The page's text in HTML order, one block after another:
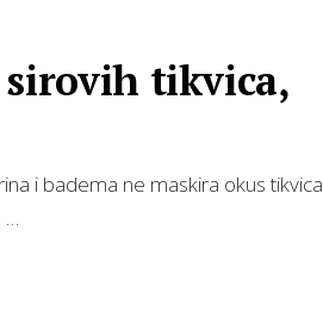
tikvica,
i badema ne maskira okus
…